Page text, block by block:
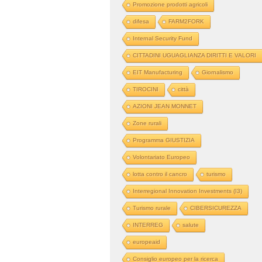
Promozione prodotti agricoli
difesa FARM2FORK
Internal Security Fund
CITTADINI UGUAGLIANZA DIRITTI E VALORI
EIT Manufacturing Giornalismo
TIROCINI città
AZIONI JEAN MONNET
Zone rurali
Programma GIUSTIZIA
Volontariato Europeo
lotta contro il cancro turismo
Interregional Innovation Investments (I3)
Turismo rurale CIBERSICUREZZA
INTERREG salute
europeaid
Consiglio europeo per la ricerca